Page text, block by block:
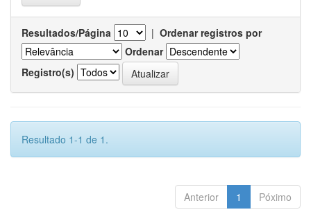
Resultados/Página | Ordenar registros por
Ordenar
Registro(s)
Resultado 1-1 de 1.
Anterior 1 Póximo